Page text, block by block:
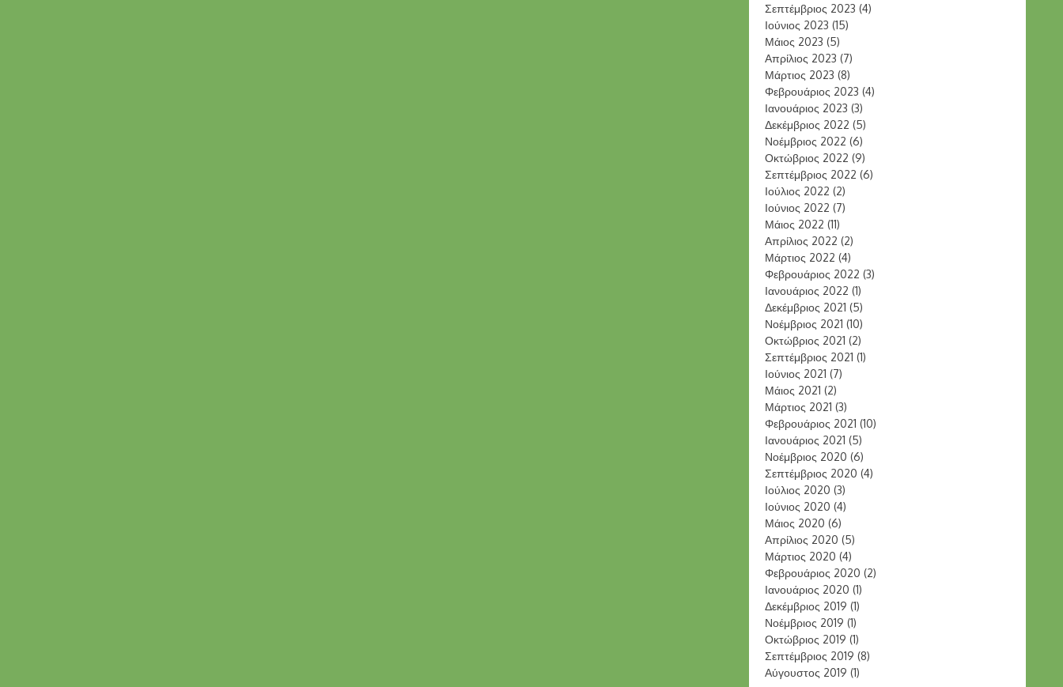
Σεπτέμβριος 2023 (4)
Ιούνιος 2023 (15)
Μάιος 2023 (5)
Απρίλιος 2023 (7)
Μάρτιος 2023 (8)
Φεβρουάριος 2023 (4)
Ιανουάριος 2023 (3)
Δεκέμβριος 2022 (5)
Νοέμβριος 2022 (6)
Οκτώβριος 2022 (9)
Σεπτέμβριος 2022 (6)
Ιούλιος 2022 (2)
Ιούνιος 2022 (7)
Μάιος 2022 (11)
Απρίλιος 2022 (2)
Μάρτιος 2022 (4)
Φεβρουάριος 2022 (3)
Ιανουάριος 2022 (1)
Δεκέμβριος 2021 (5)
Νοέμβριος 2021 (10)
Οκτώβριος 2021 (2)
Σεπτέμβριος 2021 (1)
Ιούνιος 2021 (7)
Μάιος 2021 (2)
Μάρτιος 2021 (3)
Φεβρουάριος 2021 (10)
Ιανουάριος 2021 (5)
Νοέμβριος 2020 (6)
Σεπτέμβριος 2020 (4)
Ιούλιος 2020 (3)
Ιούνιος 2020 (4)
Μάιος 2020 (6)
Απρίλιος 2020 (5)
Μάρτιος 2020 (4)
Φεβρουάριος 2020 (2)
Ιανουάριος 2020 (1)
Δεκέμβριος 2019 (1)
Νοέμβριος 2019 (1)
Οκτώβριος 2019 (1)
Σεπτέμβριος 2019 (8)
Αύγουστος 2019 (1)